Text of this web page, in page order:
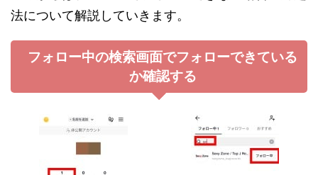
法について解説していきます。
フォロー中の検索画面でフォローできている
か確認する